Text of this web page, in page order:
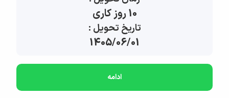
10 روز کاری
تاریخ تحویل :
1405/06/01
ادامه